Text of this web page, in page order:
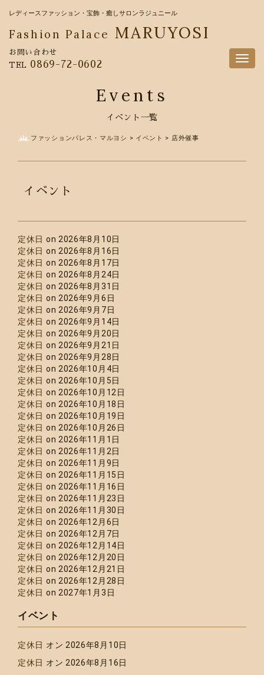
レディースファッション・宝飾・癒しサロンラジュニール
Fashion Palace MARUYOSI
お問い合わせ
TEL
0869-72-0602
Events
イベント一覧
ファッションパレス・マルヨシ > イベント > 店外催事
イベント
定休日 on 2026年8月10日
定休日 on 2026年8月16日
定休日 on 2026年8月17日
定休日 on 2026年8月24日
定休日 on 2026年8月31日
定休日 on 2026年9月6日
定休日 on 2026年9月7日
定休日 on 2026年9月14日
定休日 on 2026年9月20日
定休日 on 2026年9月21日
定休日 on 2026年9月28日
定休日 on 2026年10月4日
定休日 on 2026年10月5日
定休日 on 2026年10月12日
定休日 on 2026年10月18日
定休日 on 2026年10月19日
定休日 on 2026年10月26日
定休日 on 2026年11月1日
定休日 on 2026年11月2日
定休日 on 2026年11月9日
定休日 on 2026年11月15日
定休日 on 2026年11月16日
定休日 on 2026年11月23日
定休日 on 2026年11月30日
定休日 on 2026年12月6日
定休日 on 2026年12月7日
定休日 on 2026年12月14日
定休日 on 2026年12月20日
定休日 on 2026年12月21日
定休日 on 2026年12月28日
定休日 on 2027年1月3日
イベント
定休日 オン 2026年8月10日
定休日 オン 2026年8月16日